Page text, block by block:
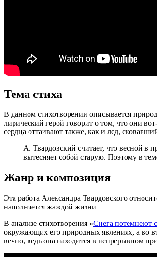
Тема стиха
В данном стихотворении описывается
лирический герой говорит о том, что они
сердца оттаивают также, как и лед,
А. Твардовский считает, что весной в
вытесняет собой старую. Поэтому в
Жанр и композиция
Эта работа Александра Твардовского
наполняется жаждой жизни.
В анализе стихотворения «Снега потемнеют
окружающих его природных явлениях, а во
вечно, ведь она находится в непрерывном